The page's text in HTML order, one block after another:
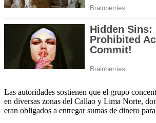
Las autoridades sostienen que el grupo
en diversas zonas del Callao y Lima Norte,
eran obligados a entregar sumas de dinero